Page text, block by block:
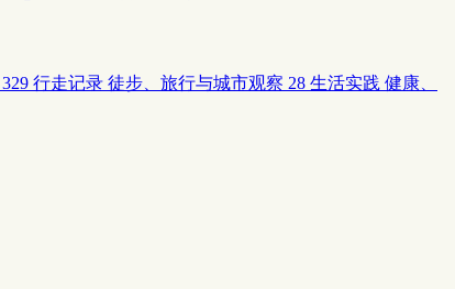
329 行走记录 徒步、旅行与城市观察 28 生活实践 健康、